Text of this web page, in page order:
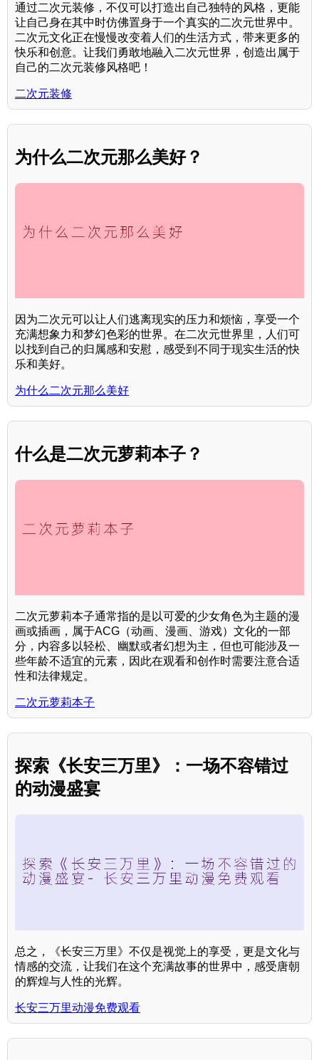
通过二次元装修，不仅可以打造出自己独特的风格，更能
让自己身在其中时仿佛置身于一个真实的二次元世界中。
二次元文化正在慢慢改变着人们的生活方式，带来更多的
快乐和创意。让我们勇敢地融入二次元世界，创造出属于
自己的二次元装修风格吧！
二次元装修
为什么二次元那么美好？
因为二次元可以让人们逃离现实的压力和烦恼，享受一个
充满想象力和梦幻色彩的世界。在二次元世界里，人们可
以找到自己的归属感和安慰，感受到不同于现实生活的快
乐和美好。
为什么二次元那么美好
什么是二次元萝莉本子？
二次元萝莉本子通常指的是以可爱的少女角色为主题的漫
画或插画，属于ACG（动画、漫画、游戏）文化的一部
分，内容多以轻松、幽默或者幻想为主，但也可能涉及一
些年龄不适宜的元素，因此在观看和创作时需要注意合适
性和法律规定。
二次元萝莉本子
探索《长安三万里》：一场不容错过
的动漫盛宴
总之，《长安三万里》不仅是视觉上的享受，更是文化与
情感的交流，让我们在这个充满故事的世界中，感受唐朝
的辉煌与人性的光辉。
长安三万里动漫免费观看